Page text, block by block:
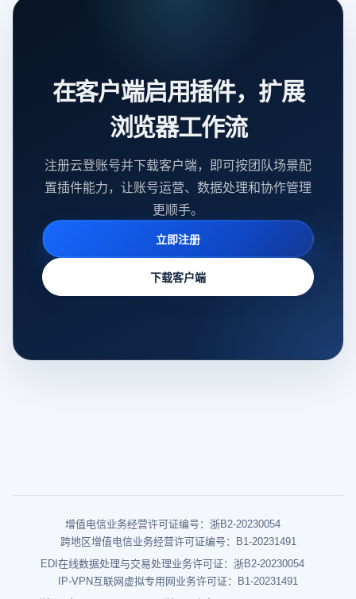
在客户端启用插件，扩展
浏览器工作流
注册云登账号并下载客户端，即可按团队场景配
置插件能力，让账号运营、数据处理和协作管理
更顺手。
立即注册
下载客户端
增值电信业务经营许可证编号：浙B2-20230054
跨地区增值电信业务经营许可证编号：B1-20231491
EDI在线数据处理与交易处理业务许可证：浙B2-20230054
IP-VPN互联网虚拟专用网业务许可证：B1-20231491